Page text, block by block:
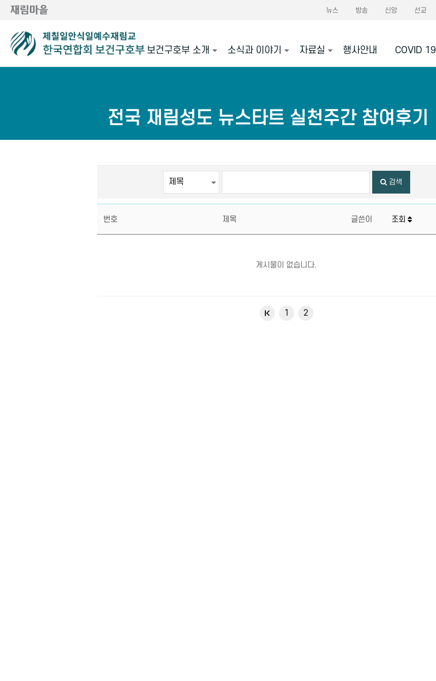
뉴스 방송 신앙 선교
보건구호부 소개 소식과 이야기 자료실 행사안내 COVID 19
전국 재림성도 뉴스타트 실천주간 참여후기
검색
번호 제목 글쓴이 조회
게시물이 없습니다.
1 2